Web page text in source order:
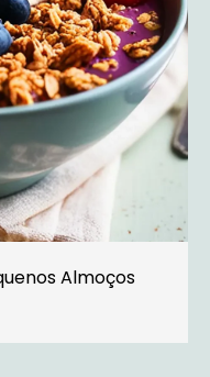
Almoços